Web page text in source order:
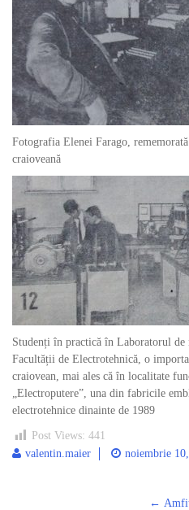
Fotografia Elenei Farago,
craioveană
Studenți în practică în Laboratorul
Facultății de Electrotehnică, o
craiovean, mai ales că în localitate
„Electroputere”, una din fabricile
electrotehnice dinainte de 1989
Post Views: 441
valentin.maier
noiembrie
←